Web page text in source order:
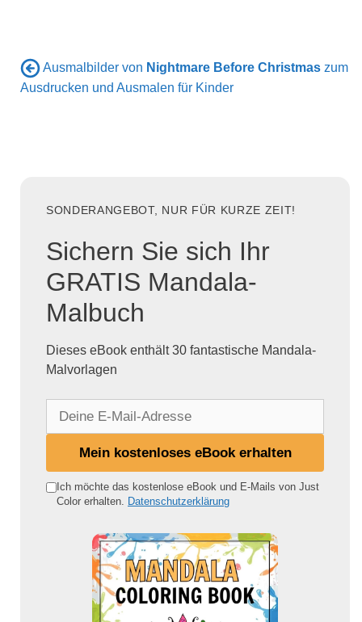
Ausmalbilder von Nightmare Before Christmas zum
Ausdrucken und Ausmalen für Kinder
SONDERANGEBOT, NUR FÜR KURZE ZEIT!
Sichern Sie sich Ihr
GRATIS Mandala-
Malbuch
Dieses eBook enthält 30 fantastische Mandala-
Malvorlagen
e
Mein kostenloses eBook erhalten
Ich möchte das kostenlose eBook und E-Mails von Just
Color erhalten. Datenschutzerklärung